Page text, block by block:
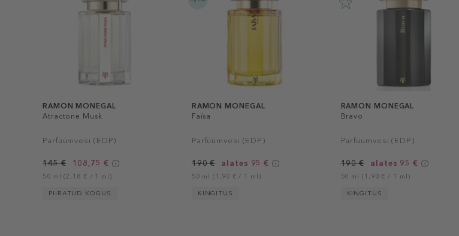
RAMON MONEGAL
Atractone Musk
Parfüümvesi (EDP)
145 € 108,75 €
50 ml (2,18 € / 1 ml)
PIIRATUD KOGUS
RAMON MONEGAL
Faïsa
Parfüümvesi (EDP)
190 € alates 95 €
50 ml (1,90 € / 1 ml)
KINGITUS
RAMON MONEGAL
Bravo
Parfüümvesi (EDP)
190 € alates 95 €
50 ml (1,90 € / 1 ml)
KINGITUS